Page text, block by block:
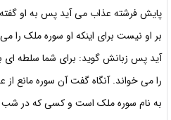
پایش فرشته عذاب می آید پس به او
بر او نیست برای اینکه او سوره ملک را
آید پس زبانش گوید: برای شما سلطه ای
را می خواند. آنگاه گفت آن سوره مانع
به نام سوره ملک است و کسی که در شب